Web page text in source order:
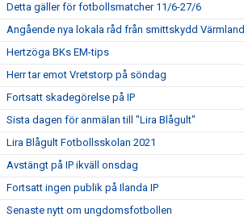
Detta gäller för fotbollsmatcher 11/6-27/6
Angående nya lokala råd från smittskydd Värmland
Hertzöga BKs EM-tips
Herr tar emot Vretstorp på söndag
Fortsatt skadegörelse på IP
Sista dagen för anmälan till "Lira Blågult"
Lira Blågult Fotbollsskolan 2021
Avstängt på IP ikväll onsdag
Fortsatt ingen publik på Ilanda IP
Senaste nytt om ungdomsfotbollen